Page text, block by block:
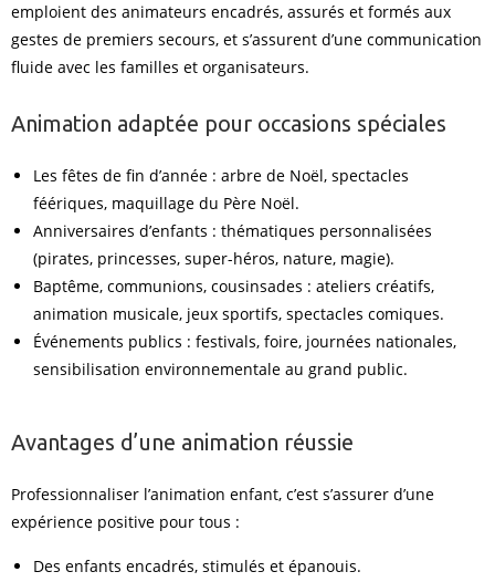
emploient des animateurs encadrés, assurés et formés aux
gestes de premiers secours, et s’assurent d’une communication
fluide avec les familles et organisateurs.
Animation adaptée pour occasions spéciales
Les fêtes de fin d’année : arbre de Noël, spectacles
féériques, maquillage du Père Noël.
Anniversaires d’enfants : thématiques personnalisées
(pirates, princesses, super-héros, nature, magie).
Baptême, communions, cousinsades : ateliers créatifs,
animation musicale, jeux sportifs, spectacles comiques.
Événements publics : festivals, foire, journées nationales,
sensibilisation environnementale au grand public.
Avantages d’une animation réussie
Professionnaliser l’animation enfant, c’est s’assurer d’une
expérience positive pour tous :
Des enfants encadrés, stimulés et épanouis.